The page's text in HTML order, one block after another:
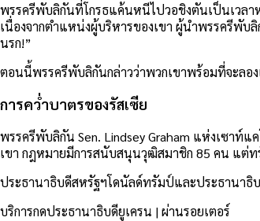
พรรครีพับลิกันที่โกรธแค้นหนีไปวอชิงตันเป็นเวลา
เนื่องจากตำแหน่งผู้บริหารของเขา ผู้นำพรรครีพับ
นรก!”
ตอนนี้พรรครีพับลิกันกล่าวว่าพวกเขาพร้อมที่จะลอ
การคว่ำบาตรของรัสเซีย
พรรครีพับลิกัน Sen. Lindsey Graham แห่งเซาท์
เขา กฎหมายมีการสนับสนุนวุฒิสมาชิก 85 คน แต่ท
ประธานาธิบดีสหรัฐฯโดนัลด์ทรัมป์และประธานาธิ
บริการกดประธานาธิบดียูเครน | ผ่านรอยเตอร์